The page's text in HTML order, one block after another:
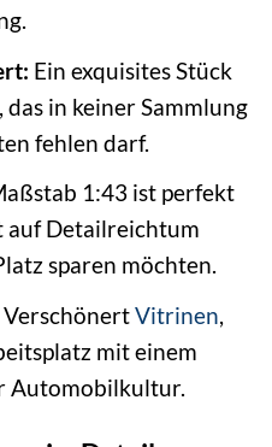
Ein exquisites Stück
in keiner Sammlung
fehlen darf.
1:43 ist perfekt
auf Detailreichtum
sparen möchten.
VerschönertVitrinen,
mit einem
Automobilkultur.